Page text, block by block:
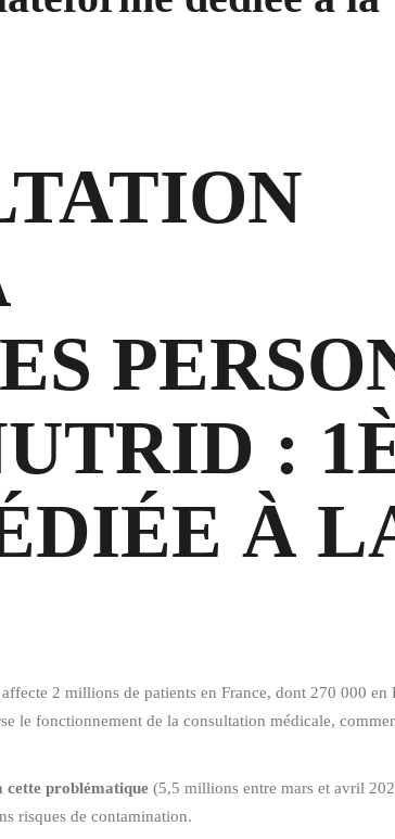
:
À
2 millions de patients en France, dont 270 000 en
le fonctionnement de la consultation médicale,
cette problématique (5,5 millions entre mars et avril
risques de contamination.